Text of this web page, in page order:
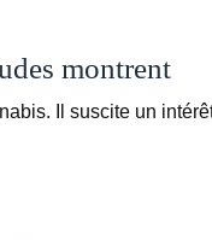
montrent
Il suscite un